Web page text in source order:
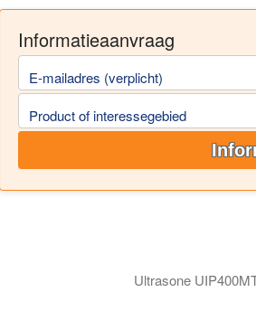
Informatieaanvraag
E-mailadres (verplicht)
Product of interessegebied
Ultrasone
De video toont het ultrasone